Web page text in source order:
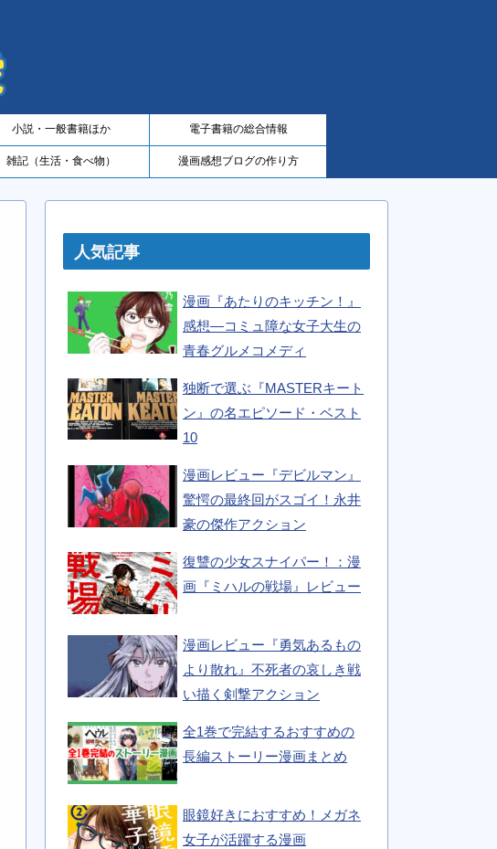
小説・一般書籍ほか 電子書籍の総合情報
雑記（生活・食べ物） 漫画感想ブログの作り方
人気記事
漫画『あたりのキッチン！』
感想―コミュ障な女子大生の
青春グルメコメディ
独断で選ぶ『MASTERキート
ン』の名エピソード・ベスト
10
漫画レビュー『デビルマン』
驚愕の最終回がスゴイ！永井
豪の傑作アクション
復讐の少女スナイパー！：漫
画『ミハルの戦場』レビュー
漫画レビュー『勇気あるもの
より散れ』不死者の哀しき戦
い描く剣撃アクション
全1巻で完結するおすすめの
長編ストーリー漫画まとめ
眼鏡好きにおすすめ！メガネ
女子が活躍する漫画